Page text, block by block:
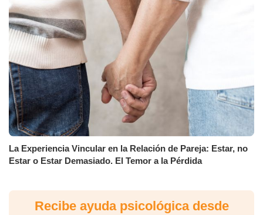
La Experiencia Vincular en la Relación de Pareja: Estar, no
Estar o Estar Demasiado. El Temor a la Pérdida
Recibe ayuda psicológica desde